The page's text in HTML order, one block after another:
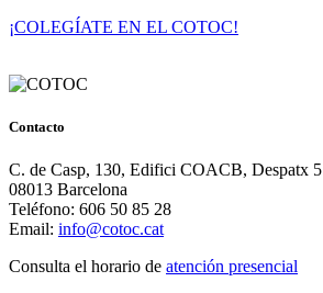
¡COLEGÍATE EN EL COTOC!
Contacto
C. de Casp, 130, Edifici COACB, Despatx 5
08013 Barcelona
Teléfono: 606 50 85 28
Email: info@cotoc.cat
Consulta el horario de atención presencial